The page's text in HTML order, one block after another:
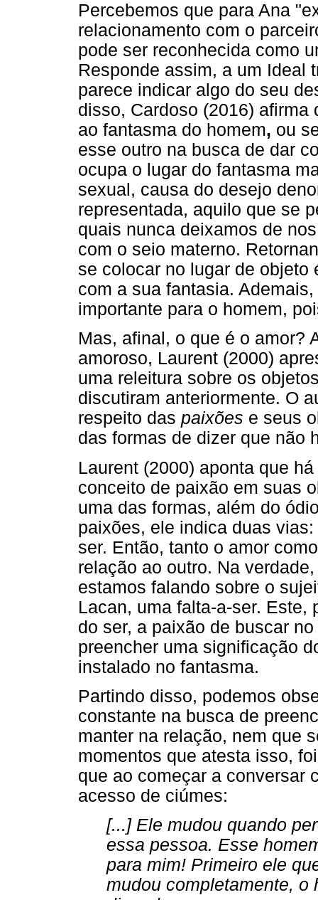
Percebemos que para Ana
relacionamento com o
pode ser reconhecida como
Responde assim, a um Ideal
parece indicar algo do seu
disso, Cardoso (2016)
ao fantasma do homem, ou
esse outro na busca de dar
ocupa o lugar do fantasma
sexual, causa do desejo
representada, aquilo que se
quais nunca deixamos de
com o seio materno.
se colocar no lugar de objeto
com a sua fantasia.
importante para o homem,
Mas, afinal, o que é o amor?
amoroso, Laurent (2000)
uma releitura sobre os
discutiram anteriormente. O
respeito das paixões e seus
das formas de dizer que não
Laurent (2000) aponta que
conceito de paixão em suas
uma das formas, além do
paixões, ele indica duas
ser. Então, tanto o amor
relação ao outro. Na
estamos falando sobre o
Lacan, uma falta-a-ser. Este,
do ser, a paixão de buscar
preencher uma significação
instalado no fantasma.
Partindo disso, podemos
constante na busca de
manter na relação, nem que
momentos que atesta isso,
que ao começar a conversar
acesso de ciúmes:
[...] Ele mudou quando
essa pessoa. Esse
para mim! Primeiro ele
mudou completamente, o